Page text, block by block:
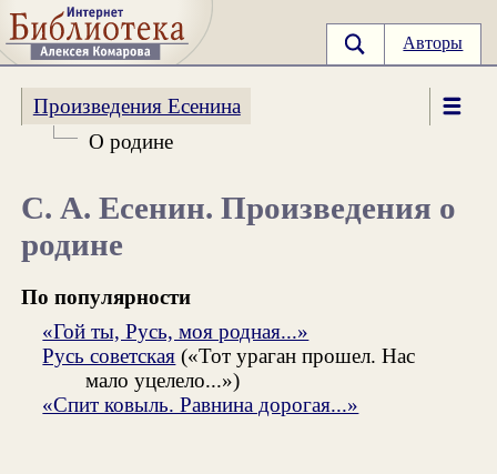
Авторы
Произведения Есенина
О родине
С. А. Есенин. Произведения о
родине
По популярности
«Гой ты, Русь, моя родная...»
Русь советская («Тот ураган прошел. Нас
мало уцелело...»)
«Спит ковыль. Равнина дорогая...»